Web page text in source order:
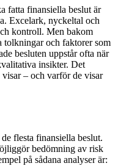
fatta finansiella beslut är
Excelark, nyckeltal och
kontroll. Men bakom
tolkningar och faktorer som
besluten uppstår ofta när
insikter. Det
– och varför de visar
flesta finansiella beslut.
bedömning av risk
på sådana analyser är: